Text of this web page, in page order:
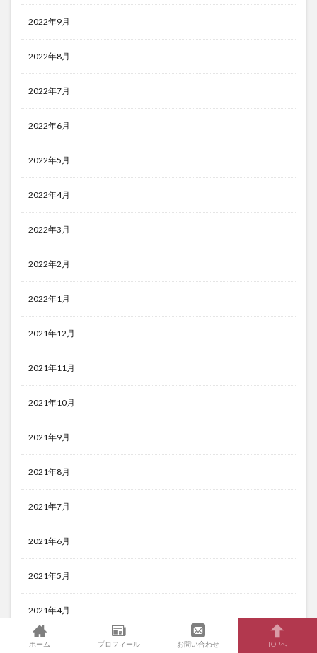
2022年9月
2022年8月
2022年7月
2022年6月
2022年5月
2022年4月
2022年3月
2022年2月
2022年1月
2021年12月
2021年11月
2021年10月
2021年9月
2021年8月
2021年7月
2021年6月
2021年5月
2021年4月
2021年3月
ホーム プロフィール お問い合わせ TOPへ